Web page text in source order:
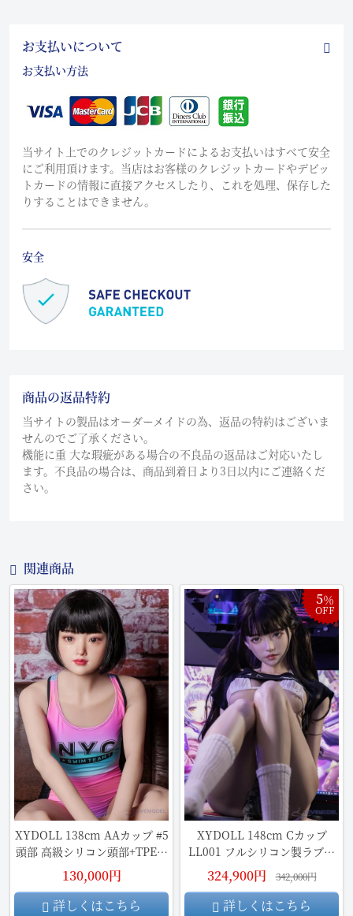
お支払いについて
お支払い方法
当サイト上でのクレジットカードによるお支払いはすべて安全
にご利用頂けます。当店はお客様のクレジットカードやデビッ
トカードの情報に直接アクセスしたり、これを処理、保存した
りすることはできません。
安全
商品の返品特約
当サイトの製品はオーダーメイドの為、返品の特約はございま
せんのでご了承ください。
機能に重 大な瑕疵がある場合の不良品の返品はご対応いたし
ます。不良品の場合は、商品到着日より3日以内にご連絡くだ
さい。
関連商品
XYDOLL 138cm AAカップ #5
頭部 高級シリコン頭部+TPE材
質ボディ
130,000円
詳しくはこちら
5％
OFF
XYDOLL 148cm Cカップ
LL001 フルシリコン製ラブド
ール
324,900円 342,000円
詳しくはこちら